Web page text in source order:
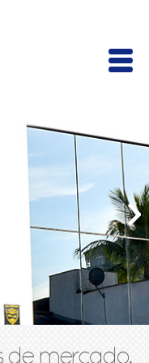
de mercado,